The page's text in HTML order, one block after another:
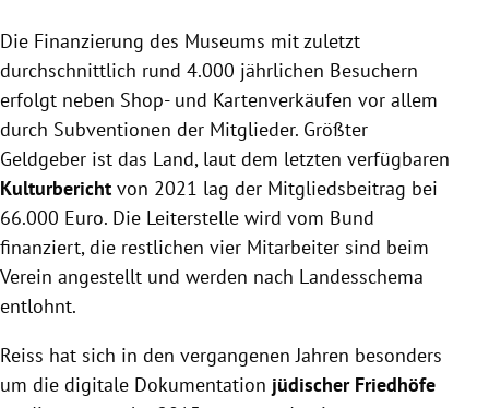
Die Finanzierung des Museums mit zuletzt
durchschnittlich rund 4.000 jährlichen Besuchern
erfolgt neben Shop- und Kartenverkäufen vor allem
durch Subventionen der Mitglieder. Größter
Geldgeber ist das Land, laut dem letzten verfügbaren
Kulturbericht von 2021 lag der Mitgliedsbeitrag bei
66.000 Euro. Die Leiterstelle wird vom Bund
finanziert, die restlichen vier Mitarbeiter sind beim
Verein angestellt und werden nach Landesschema
entlohnt.
Reiss hat sich in den vergangenen Jahren besonders
um die digitale Dokumentation jüdischer Friedhöfe